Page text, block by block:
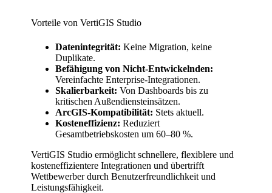
Vorteile von VertiGIS Studio
Datenintegrität: Keine Migration, keine
Duplikate.
Befähigung von Nicht-Entwickelnden:
Vereinfachte Enterprise-Integrationen.
Skalierbarkeit: Von Dashboards bis zu
kritischen Außendiensteinsätzen.
ArcGIS-Kompatibilität: Stets aktuell.
Kosteneffizienz: Reduziert
Gesamtbetriebskosten um 60–80 %.
VertiGIS Studio ermöglicht schnellere, flexiblere und
kosteneffizientere Integrationen und übertrifft
Wettbewerber durch Benutzerfreundlichkeit und
Leistungsfähigkeit.